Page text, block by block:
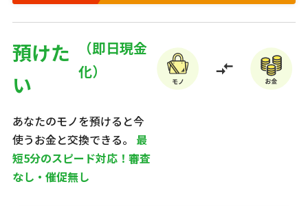
預けた
い
あなたのモノを預けると今
使うお金と交換できる。 最
短5分のスピード対応！審査
なし・催促無し